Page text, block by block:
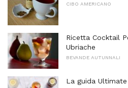
CIBO AMERICANO
Ricetta Cocktail
Ubriache
BEVANDE AUTUNNALI
La guida